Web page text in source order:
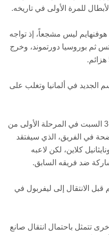
للمرة الأولى في تاريخه.
ليس مشجعاً، إذ تواجه
ثم بوروسيا دورتموند، وخرج
الجديد في ألمانيا وتغلب على
لكن تعادل ليفربول مع واتفورد 3-3 السبت في المرحلة الأولى من
في الفريق، الذي سيفتقد
كلاين، لكن لاعبه
ضد فريقه السابق.
الانتقال إلى ليفربول في
تتمثل باحتمال انتقال صانع